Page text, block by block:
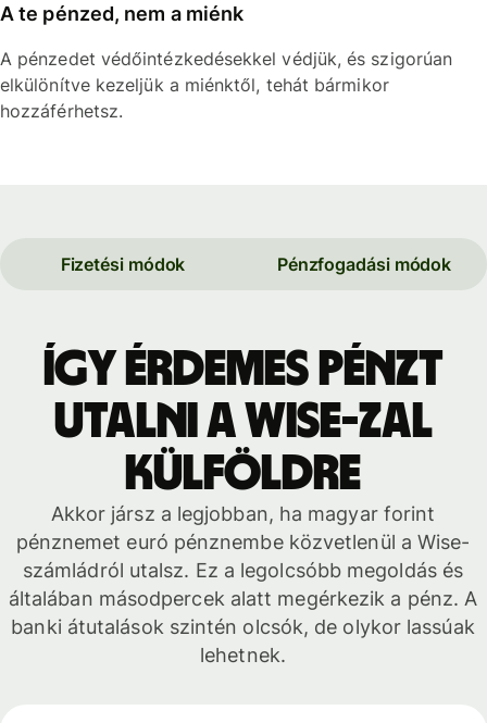
A te pénzed, nem a miénk
A pénzedet védőintézkedésekkel védjük, és szigorúan
elkülönítve kezeljük a miénktől, tehát bármikor
hozzáférhetsz.
Fizetési módok Pénzfogadási módok
Így érdemes pénzt
utalni a Wise-zal
külföldre
Akkor jársz a legjobban, ha magyar forint
pénznemet euró pénznembe közvetlenül a Wise-
számládról utalsz. Ez a legolcsóbb megoldás és
általában másodpercek alatt megérkezik a pénz. A
banki átutalások szintén olcsók, de olykor lassúak
lehetnek.